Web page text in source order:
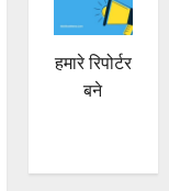
हमारे रिपोर्टर
बने